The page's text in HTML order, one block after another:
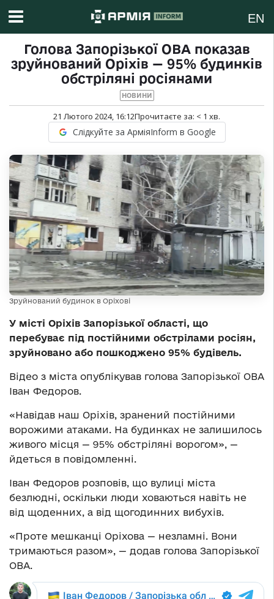
EN
Голова Запорізької ОВА показав
зруйнований Оріхів — 95% будинків
обстріляні росіянами
НОВИНИ
21 Лютого 2024, 16:12Прочитаєте за: < 1 хв.
Слідкуйте за АрміяInform в Google
Зруйнований будинок в Оріхові
У місті Оріхів Запорізької області, що
перебуває під постійними обстрілами росіян,
зруйновано або пошкоджено 95% будівель.
Відео з міста опублікував голова Запорізької ОВА
Іван Федоров.
«Навідав наш Оріхів, зранений постійними
ворожими атаками. На будинках не залишилось
живого місця — 95% обстріляні ворогом», —
йдеться в повідомленні.
Іван Федоров розповів, що вулиці міста
безлюдні, оскільки люди ховаються навіть не
від щоденних, а від щогодинних вибухів.
«Проте мешканці Оріхова — незламні. Вони
тримаються разом», — додав голова Запорізької
ОВА.